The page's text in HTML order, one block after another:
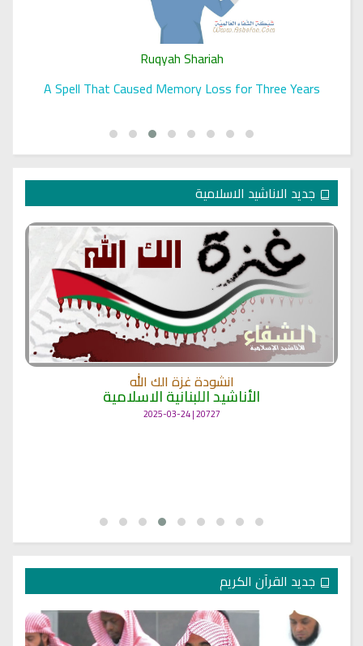
Ruqyah Shariah
A Spell That Caused Memory Loss for Three Years
جديد الاناشيد الاسلامية
انشودة غزة الك الله
الأناشيد اللبنانية الاسلامية
20727 | 2025-03-24
جديد القرآن الكريم